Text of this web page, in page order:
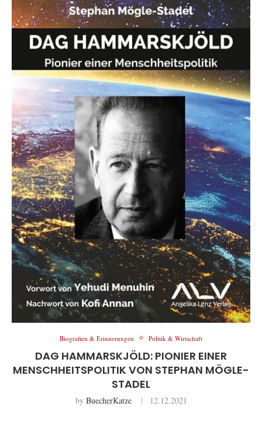
Biografien & Erinnerungen Politik & Wirtschaft
DAG HAMMARSKJÖLD: PIONIER EINER
MENSCHHEITSPOLITIK VON STEPHAN MÖGLE-
STADEL
by BuecherKatze 12.12.2021